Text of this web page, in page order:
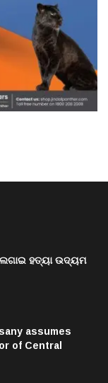
ହତ୍ୟା ଉଦ୍ୟମ
assumes
of Central